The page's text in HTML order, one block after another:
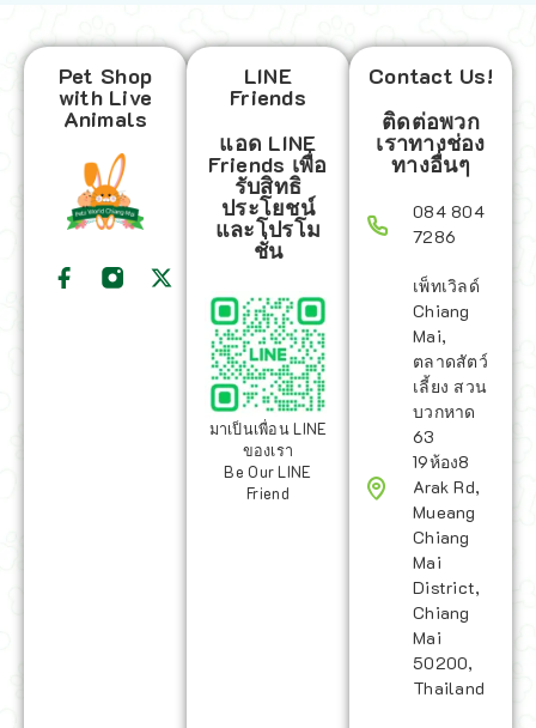
Pet Shop
with Live
Animals
LINE
Friends
แอด LINE
Friends เพื่อ
รับสิทธิ
ประโยชน์
และโปรโม
ชั่น
มาเป็นเพื่อน LINE
ของเรา
Be Our LINE
Friend
Contact Us!
ติดต่อพวก
เราทางช่อง
ทางอื่นๆ
084 804
7286
เพ็ทเวิลด์
Chiang
Mai,
ตลาดสัตว์
เลี้ยง สวน
บวกหาด
63
19ห้อง8
Arak Rd,
Mueang
Chiang
Mai
District,
Chiang
Mai
50200,
Thailand